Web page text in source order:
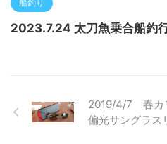
船釣り
2023.7.24 太刀魚乗合船釣
2019/4/7 春カ
偏光サングラス